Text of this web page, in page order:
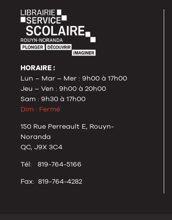
HORAIRE :
Lun – Mar – Mer : 9h00 à 17h00
Jeu – Ven : 9h00 à 20h00
Sam : 9h30 à 17h00
Dim : Fermé
150 Rue Perreault E, Rouyn-
Noranda
QC, J9X 3C4
Tél: 819-764-5166
Fax: 819-764-4282